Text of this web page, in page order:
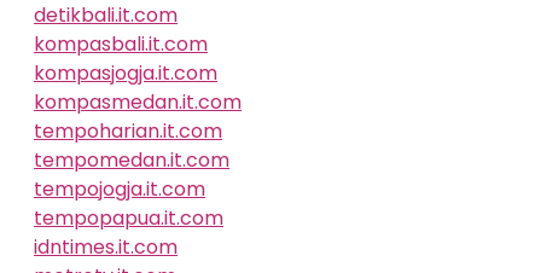
detikbali.it.com
kompasbali.it.com
kompasjogja.it.com
kompasmedan.it.com
tempoharian.it.com
tempomedan.it.com
tempojogja.it.com
tempopapua.it.com
idntimes.it.com